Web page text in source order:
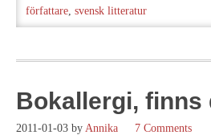
författare, svensk litteratur
Bokallergi, finns
2011-01-03 by Annika 7 Comments